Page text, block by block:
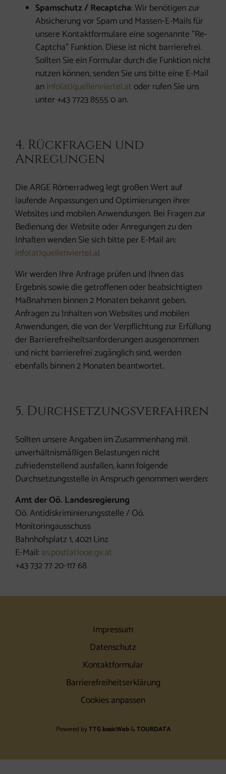
Spamschutz / Recaptcha: Wir benötigen zur
Absicherung vor Spam und Massen-E-Mails für
unsere Kontaktformulare eine sogenannte "Re-
Captcha" Funktion. Diese ist nicht barrierefrei.
Sollten Sie ein Formular durch die Funktion nicht
nutzen können, senden Sie uns bitte eine E-Mail
an info(at)quellenviertel.atoder rufen Sie uns
unter +43 7723 8555 0 an.
4. Rückfragen und
Anregungen
Die ARGE Römerradweg legt großen Wert auf
laufende Anpassungen und Optimierungen ihrer
Websites und mobilen Anwendungen. Bei Fragen zur
Bedienung der Website oder Anregungen zu den
Inhalten wenden Sie sich bitte per E-Mail an:
info(at)quellenviertel.at
Wir werden Ihre Anfrage prüfen und Ihnen das
Ergebnis sowie die getroffenen oder beabsichtigten
Maßnahmen binnen 2 Monaten bekannt geben.
Anfragen zu Inhalten von Websites und mobilen
Anwendungen, die von der Verpflichtung zur Erfüllung
der Barrierefreiheitsanforderungen ausgenommen
und nicht barrierefrei zugänglich sind, werden
ebenfalls binnen 2 Monaten beantwortet.
5. Durchsetzungsverfahren
Sollten unsere Angaben im Zusammenhang mit
unverhältnismäßigen Belastungen nicht
zufriedenstellend ausfallen, kann folgende
Durchsetzungsstelle in Anspruch genommen werden:
Amt der Oö. Landesregierung
Oö. Antidiskriminierungsstelle / Oö.
Monitoringausschuss
Bahnhofsplatz 1, 4021 Linz
E-Mail: as.post(at)ooe.gv.at
+43 732 77 20-117 68
Impressum
Datenschutz
Kontaktformular
Barrierefreiheitserklärung
Cookies anpassen
Powered byTTG basicWeb&TOURDATA